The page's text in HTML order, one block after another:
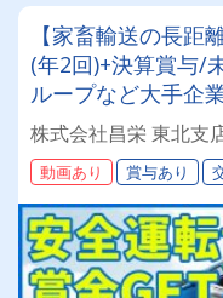
【家畜輸送の長距
(年2回)+決算賞与/
ループなど大手企
当社独自の待遇☆
月最大4万円～4000
株式会社昌栄 東北支
動画あり 賞与あり